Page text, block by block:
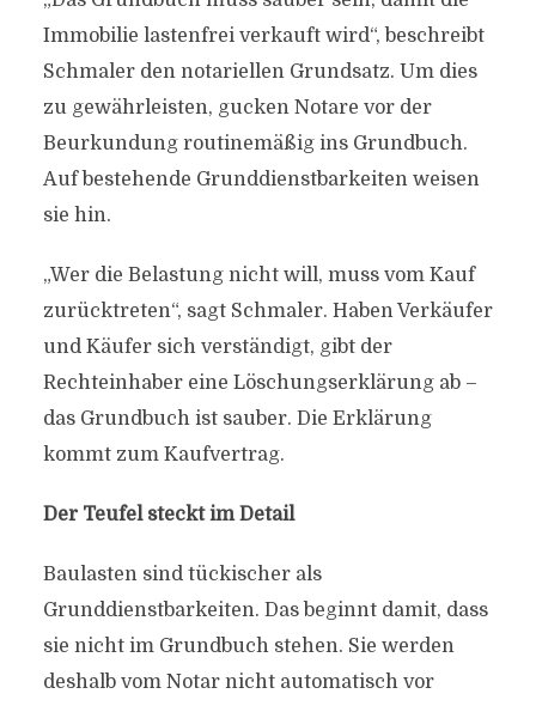
Immobilie lastenfrei verkauft wird“, beschreibt
Schmaler den notariellen Grundsatz. Um dies
zu gewährleisten, gucken Notare vor der
Beurkundung routinemäßig ins Grundbuch.
Auf bestehende Grunddienstbarkeiten weisen
sie hin.
„Wer die Belastung nicht will, muss vom Kauf
zurücktreten“, sagt Schmaler. Haben Verkäufer
und Käufer sich verständigt, gibt der
Rechteinhaber eine Löschungserklärung ab –
das Grundbuch ist sauber. Die Erklärung
kommt zum Kaufvertrag.
Der Teufel steckt im Detail
Baulasten sind tückischer als
Grunddienstbarkeiten. Das beginnt damit, dass
sie nicht im Grundbuch stehen. Sie werden
deshalb vom Notar nicht automatisch vor